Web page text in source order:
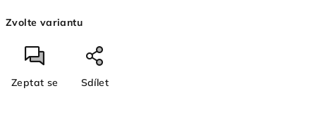
cena:
Zvolte variantu
Zeptat se Sdílet